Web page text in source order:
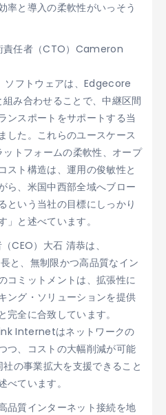
率と導入の柔軟性がいっそう
任者（CTO）Cameron
ソフトウェアは、Edgecore
み合わせることで、中継区間
ンスポートをサポートする当
した。これらのユースケース
トフォームの柔軟性、オープ
スト構造は、運用の俊敏性と
ら、米国中西部全域へブロー
という当社の目標にしっかり
」と述べています。
CEO）大石 清恭は、
と、無制限かつ高品質なイン
コミットメントは、拡張性に
ング・ソリューションを提供
全に合致しています。
Internetはネットワークの
つ、コストの大幅削減が可能
社の事業拡大を支援できること
べています。
品質インターネット接続を地